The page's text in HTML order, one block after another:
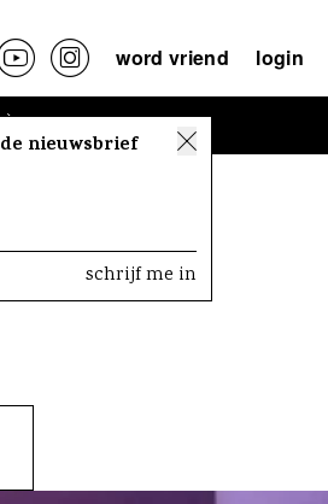
word vriend login
nieuwsbrief